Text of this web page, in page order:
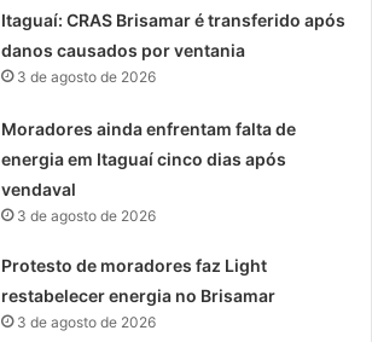
Itaguaí: CRAS Brisamar é transferido após
danos causados por ventania
3 de agosto de 2026
Moradores ainda enfrentam falta de
energia em Itaguaí cinco dias após
vendaval
3 de agosto de 2026
Protesto de moradores faz Light
restabelecer energia no Brisamar
3 de agosto de 2026